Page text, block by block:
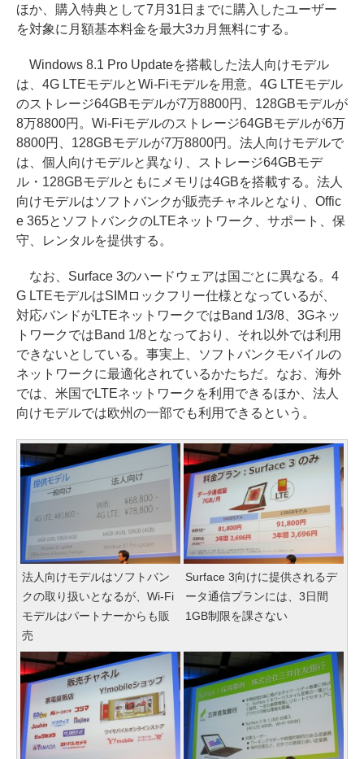
ほか、購入特典として7月31日までに購入したユーザー
を対象に月額基本料金を最大3カ月無料にする。
Windows 8.1 Pro Updateを搭載した法人向けモデル
は、4G LTEモデルとWi-Fiモデルを用意。4G LTEモデル
のストレージ64GBモデルが7万8800円、128GBモデルが
8万8800円。Wi-Fiモデルのストレージ64GBモデルが6万
8800円、128GBモデルが7万8800円。法人向けモデルで
は、個人向けモデルと異なり、ストレージ64GBモデ
ル・128GBモデルともにメモリは4GBを搭載する。法人
向けモデルはソフトバンクが販売チャネルとなり、Offic
e 365とソフトバンクのLTEネットワーク、サポート、保
守、レンタルを提供する。
なお、Surface 3のハードウェアは国ごとに異なる。4
G LTEモデルはSIMロックフリー仕様となっているが、
対応バンドがLTEネットワークではBand 1/3/8、3Gネッ
トワークではBand 1/8となっており、それ以外では利用
できないとしている。事実上、ソフトバンクモバイルの
ネットワークに最適化されているかたちだ。なお、海外
では、米国でLTEネットワークを利用できるほか、法人
向けモデルでは欧州の一部でも利用できるという。
法人向けモデルはソフトバン
クの取り扱いとなるが、Wi-Fi
モデルはパートナーからも販
売
Surface 3向けに提供されるデ
ータ通信プランには、3日間
1GB制限を課さない